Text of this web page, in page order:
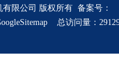
限公司 版权所有 备案号：
总访问量：